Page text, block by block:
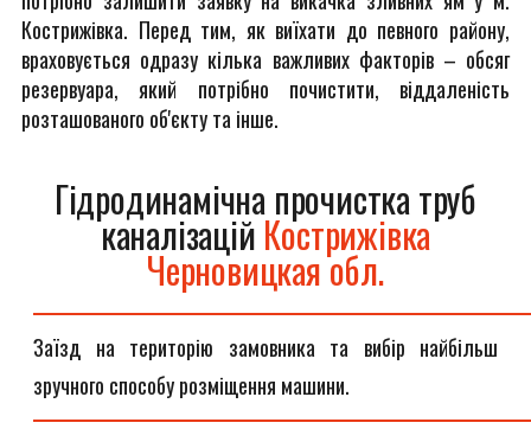
Кострижівка. Перед тим, як виїхати до певного району,
враховується одразу кілька важливих факторів – обсяг
резервуара, який потрібно почистити, віддаленість
розташованого об'єкту та інше.
Гідродинамічна прочистка труб
каналізацій Кострижівка
Черновицкая обл.
Заїзд на територію замовника та вибір найбільш
зручного способу розміщення машини.